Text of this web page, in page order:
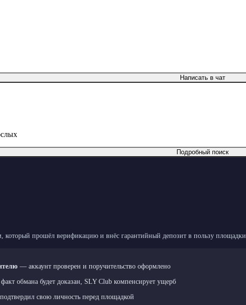
Написать в чат
Подробный поиск
который прошёл верификацию и внёс гарантийный депозит в пользу площадки.
— аккаунт проверен и поручительство оформлено
обмана будет доказан, SLY Club компенсирует ущерб
свою личность перед площадкой